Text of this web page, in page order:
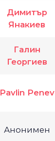
Димитър
Янакиев
Галин
Георгиев
Pavlin Penev
Анонимен